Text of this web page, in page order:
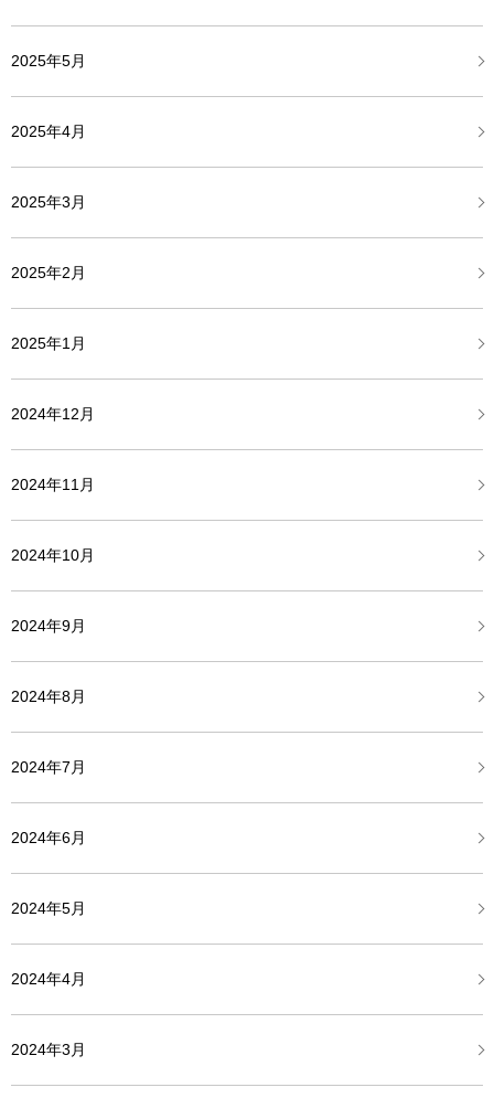
2025年5月
2025年4月
2025年3月
2025年2月
2025年1月
2024年12月
2024年11月
2024年10月
2024年9月
2024年8月
2024年7月
2024年6月
2024年5月
2024年4月
2024年3月